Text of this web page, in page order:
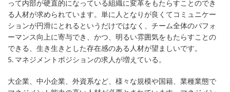
って内部が硬直的になっている組織に変革をもたらすことのでき
る人材が求められています。単に人となりが良くてコミュニケー
ションが円滑にとれるというだけではなく、チーム全体のパフォ
ーマンス向上に寄与でき、かつ、明るい雰囲気をもたらすことの
できる、生き生きとした存在感のある人材が望ましいです。
5. マネジメントポジションの求人が増えている。
大企業、中小企業、外資系など、様々な規模や国籍、業種業態で